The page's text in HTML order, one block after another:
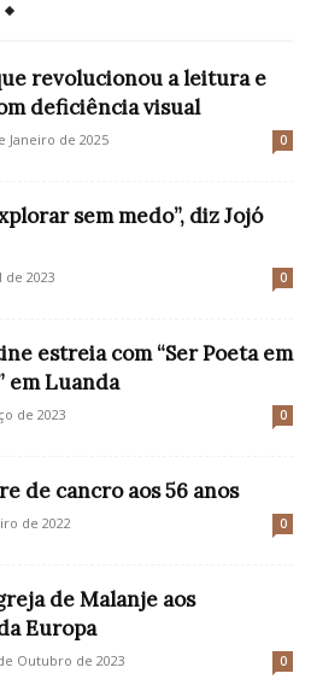
revolucionou a leitura e
deficiência visual
Janeiro de 2025 0
sem medo”, diz Jojó
de 2023 0
estreia com “Ser Poeta em
em Luanda
de 2023 0
de cancro aos 56 anos
de 2022 0
de Malanje aos
Europa
Outubro de 2023 0